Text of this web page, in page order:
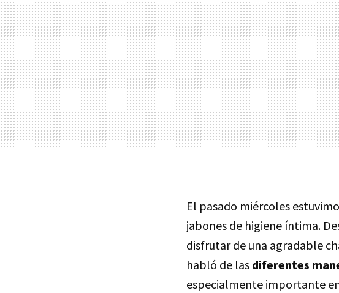
El pasado miércoles
jabones de higiene íntima.
disfrutar de una agradable
habló de las diferentes
especialmente importante